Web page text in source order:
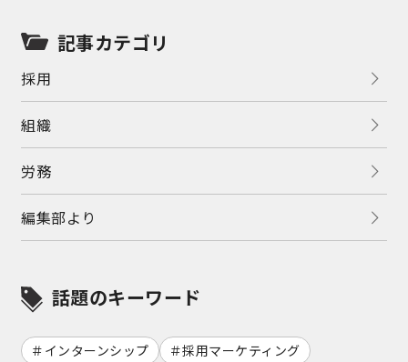
記事カテゴリ
採用
組織
労務
編集部より
話題のキーワード
インターンシップ
採用マーケティング